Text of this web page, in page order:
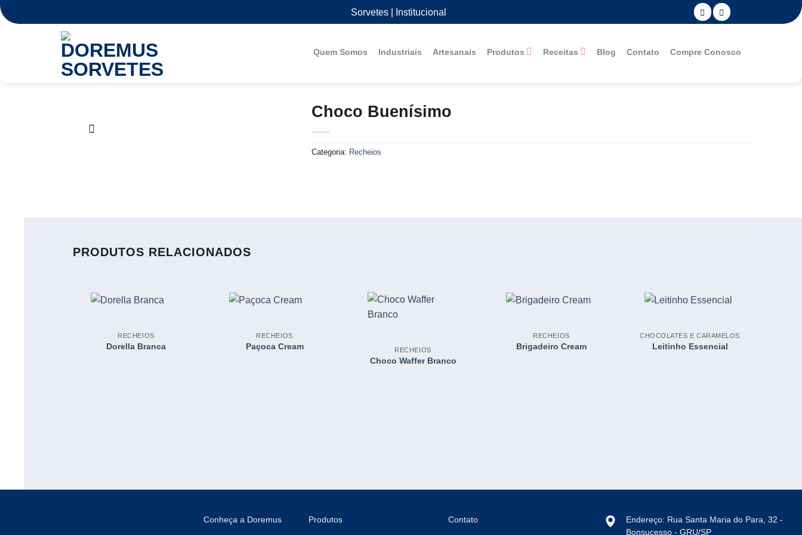
Skip
to
Sorvetes| Institucional
Quem Somos Industriais Artesanais Produtos Receitas Blog Contato Compre Conosco
Choco Buenísimo
Categoria: Recheios
PRODUTOS RELACIONADOS
RECHEIOS
Dorella Branca
RECHEIOS
Paçoca Cream RECHEIOS
Choco Waffer Branco
RECHEIOS
Brigadeiro Cream
CHOCOLATES E CARAMELOS
Leitinho Essencial
Conheça a Doremus Produtos Contato
Endereço: Rua Santa Maria do Para, 32 -
Bonsucesso - GRU/SP